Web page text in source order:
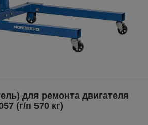
для ремонта двигателя
(г/п 570 кг)